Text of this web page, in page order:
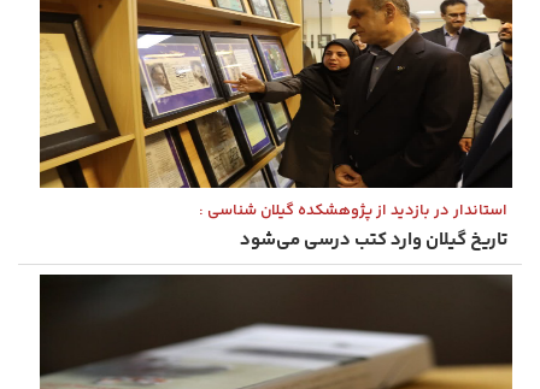
استاندار در بازدید از پژوهشکده گیلان شناسی :
تاریخ گیلان وارد کتب درسی می‌شود